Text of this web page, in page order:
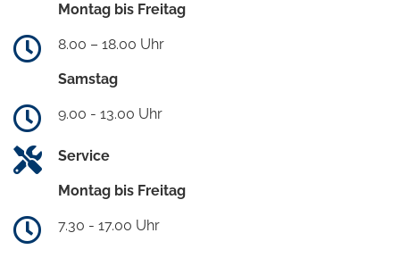
Montag bis Freitag
8.00 – 18.00 Uhr
Samstag
9.00 - 13.00 Uhr
Service
Montag bis Freitag
7.30 - 17.00 Uhr